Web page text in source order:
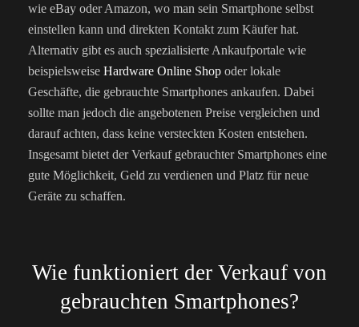
wie eBay oder Amazon, wo man sein Smartphone selbst
einstellen kann und direkten Kontakt zum Käufer hat.
Alternativ gibt es auch spezialisierte Ankaufportale wie
beispielsweise Hardware Online Shop oder lokale
Geschäfte, die gebrauchte Smartphones ankaufen. Dabei
sollte man jedoch die angebotenen Preise vergleichen und
darauf achten, dass keine versteckten Kosten entstehen.
Insgesamt bietet der Verkauf gebrauchter Smartphones eine
gute Möglichkeit, Geld zu verdienen und Platz für neue
Geräte zu schaffen.
Wie funktioniert der Verkauf von
gebrauchten Smartphones?